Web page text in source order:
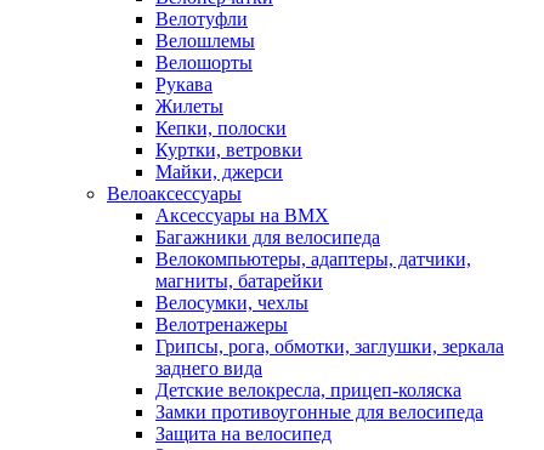
Велотуфли
Велошлемы
Велошорты
Рукава
Жилеты
Кепки, полоски
Куртки, ветровки
Майки, джерси
Велоаксессуары
Аксессуары на BMX
Багажники для велосипеда
Велокомпьютеры, адаптеры, датчики,
магниты, батарейки
Велосумки, чехлы
Велотренажеры
Грипсы, рога, обмотки, заглушки, зеркала
заднего вида
Детские велокресла, прицеп-коляска
Замки противоугонные для велосипеда
Защита на велосипед